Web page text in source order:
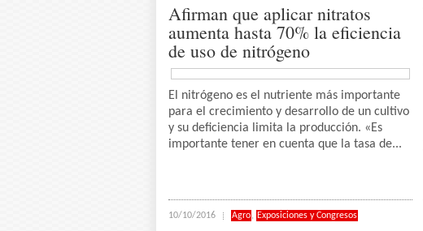
Afirman que aplicar nitratos
aumenta hasta 70% la eficiencia
de uso de nitrógeno
El nitrógeno es el nutriente más importante
para el crecimiento y desarrollo de un cultivo
y su deficiencia limita la producción. «Es
importante tener en cuenta que la tasa de...
10/10/2016 Agro, Exposiciones y Congresos